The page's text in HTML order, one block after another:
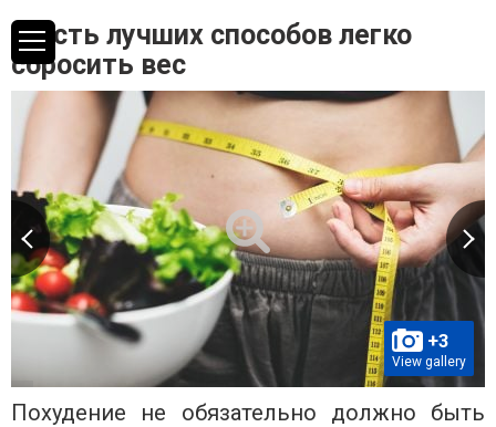
Шесть лучших способов легко
сбросить вес
+3
View gallery
Похудение не обязательно должно быть